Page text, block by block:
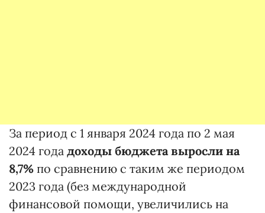
За период с 1 января 2024 года по 2 мая
2024 года доходы бюджета выросли на
8,7% по сравнению с таким же периодом
2023 года (без международной
финансовой помощи, увеличились на